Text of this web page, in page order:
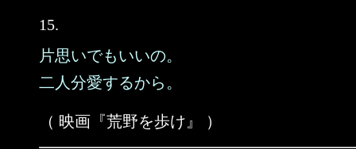
15.
片思いでもいいの。
二人分愛するから。
（ 映画『荒野を歩け』 ）